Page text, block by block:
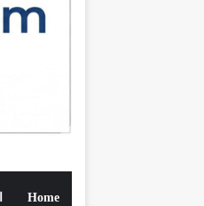
Home